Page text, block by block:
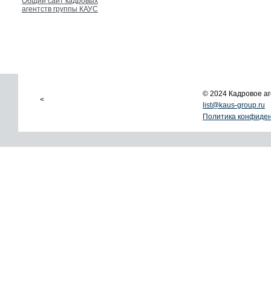
агентств группы КАУС
<
© 2024 Кадровое
list@kaus-group.ru
Политика